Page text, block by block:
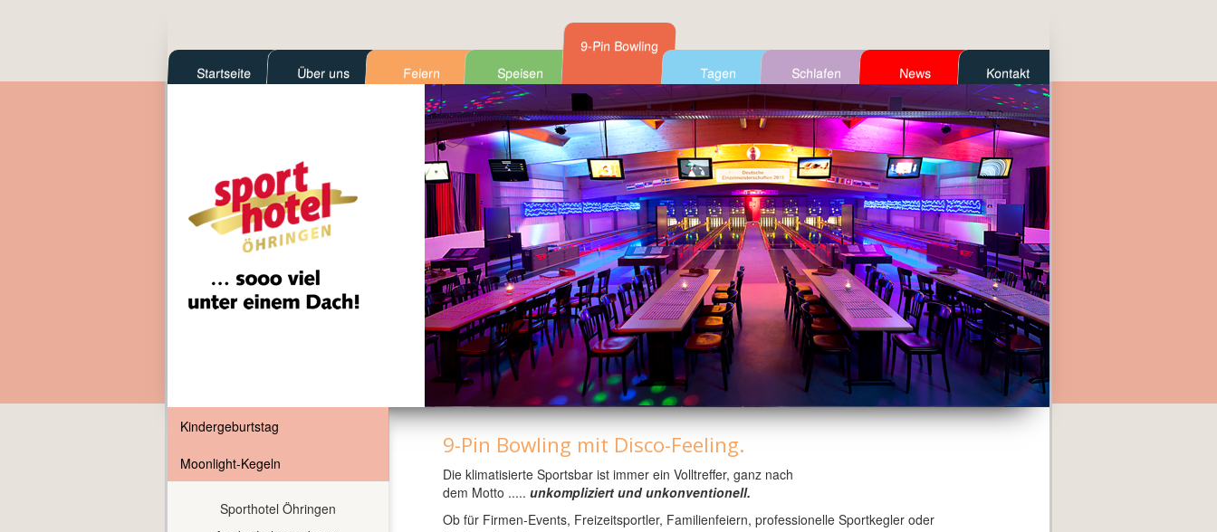
Startseite Über uns Feiern Speisen
9-Pin Bowling
Tagen
Schlafen News Kontakt
Kindergeburtstag
Moonlight-Kegeln
Sporthotel Öhringen
9-Pin Bowling mit Disco-Feeling.
Die klimatisierte Sportsbar ist immer ein Volltreffer, ganz nach
dem Motto ..... unkompliziert und unkonventionell.
Ob für Firmen-Events, Freizeitsportler, Familienfeiern, professionelle Sportkegler oder